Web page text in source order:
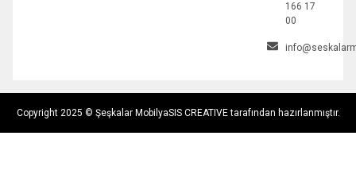
166 17
00
Copyright 2025 © Şeşkalar MobilyaSIS CREATIVE tarafından hazırlanmıştır.